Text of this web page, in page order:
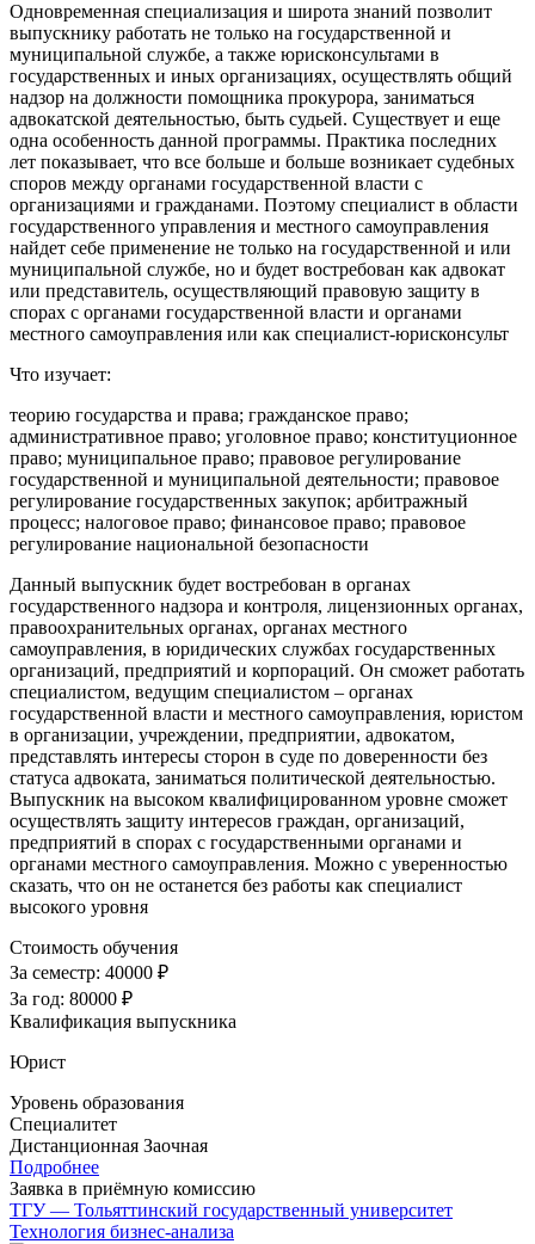
Одновременная специализация и широта знаний позволит
выпускнику работать не только на государственной и
муниципальной службе, а также юрисконсультами в
государственных и иных организациях, осуществлять общий
надзор на должности помощника прокурора, заниматься
адвокатской деятельностью, быть судьей. Существует и еще
одна особенность данной программы. Практика последних
лет показывает, что все больше и больше возникает судебных
споров между органами государственной власти с
организациями и гражданами. Поэтому специалист в области
государственного управления и местного самоуправления
найдет себе применение не только на государственной и или
муниципальной службе, но и будет востребован как адвокат
или представитель, осуществляющий правовую защиту в
спорах с органами государственной власти и органами
местного самоуправления или как специалист-юрисконсульт
Что изучает:
теорию государства и права; гражданское право;
административное право; уголовное право; конституционное
право; муниципальное право; правовое регулирование
государственной и муниципальной деятельности; правовое
регулирование государственных закупок; арбитражный
процесс; налоговое право; финансовое право; правовое
регулирование национальной безопасности
Данный выпускник будет востребован в органах
государственного надзора и контроля, лицензионных органах,
правоохранительных органах, органах местного
самоуправления, в юридических службах государственных
организаций, предприятий и корпораций. Он сможет работать
специалистом, ведущим специалистом – органах
государственной власти и местного самоуправления, юристом
в организации, учреждении, предприятии, адвокатом,
представлять интересы сторон в суде по доверенности без
статуса адвоката, заниматься политической деятельностью.
Выпускник на высоком квалифицированном уровне сможет
осуществлять защиту интересов граждан, организаций,
предприятий в спорах с государственными органами и
органами местного самоуправления. Можно с уверенностью
сказать, что он не останется без работы как специалист
высокого уровня
Стоимость обучения
За семестр: 40000 ₽
За год: 80000 ₽
Квалификация выпускника
Юрист
Уровень образования
Специалитет
Дистанционная Заочная
Подробнее
Заявка в приёмную комиссию
ТГУ — Тольяттинский государственный университет
Технология бизнес-анализа